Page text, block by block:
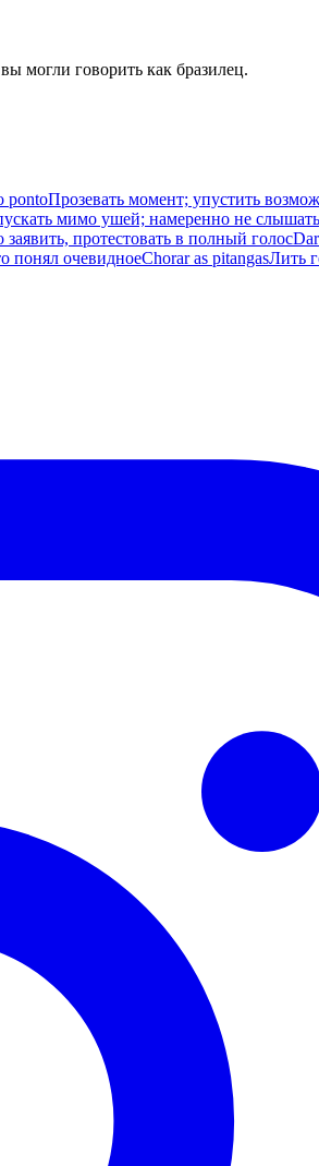
могли говорить как бразилец.
pontoПрозевать момент; упустить
мимо ушей; намеренно не
протестовать в полный голос
понял очевидноеChorar as pitangasЛить